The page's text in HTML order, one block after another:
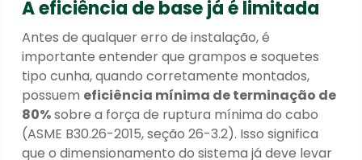
A eficiência de base já é limitada
Antes de qualquer erro de instalação, é
importante entender que grampos e soquetes
tipo cunha, quando corretamente montados,
possuem eficiência mínima de terminação de
80%sobre a força de ruptura mínima do cabo
(ASME B30.26-2015, seção 26-3.2). Isso significa
que o dimensionamento do sistema já deve levar